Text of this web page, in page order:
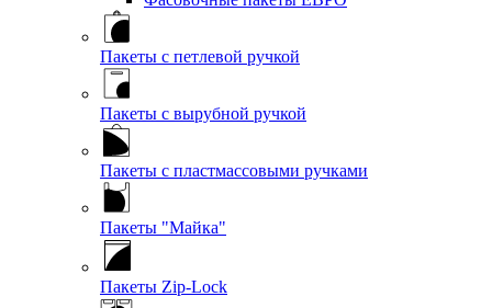
Пакеты с петлевой ручкой
Пакеты с вырубной ручкой
Пакеты с пластмассовыми ручками
Пакеты "Майка"
Пакеты Zip-Lock